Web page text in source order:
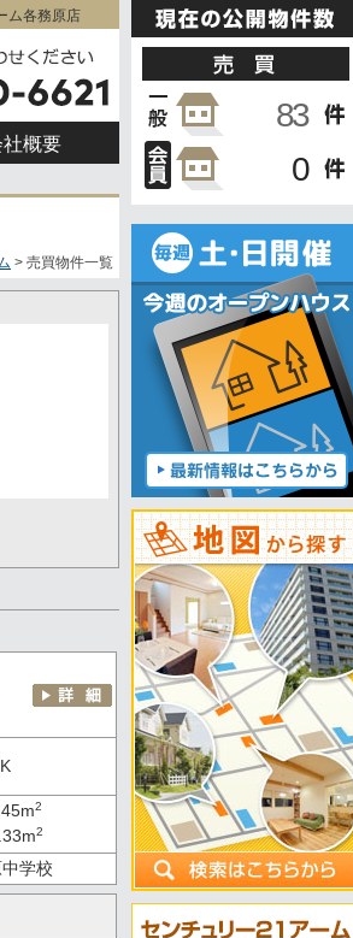
ム各務原店
社概要
売買物件一覧
2
2
学校